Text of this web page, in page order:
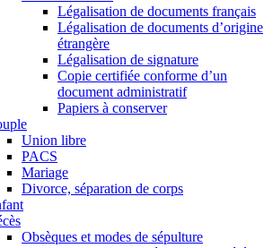
Légalisation de documents français
Légalisation de documents d’origine
étrangère
Légalisation de signature
Copie certifiée conforme d’un
document administratif
Papiers à conserver
Union libre
PACS
Mariage
Divorce, séparation de corps
Obsèques et modes de sépulture